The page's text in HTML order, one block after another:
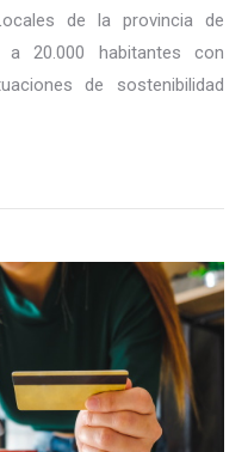
de la provincia de
20.000 habitantes con
de sostenibilidad